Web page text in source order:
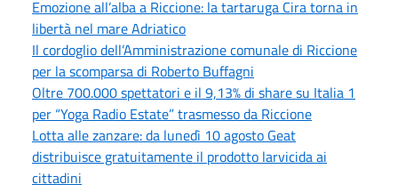
Emozione all’alba a Riccione: la tartaruga Cira torna in
libertà nel mare Adriatico
Il cordoglio dell’Amministrazione comunale di Riccione
per la scomparsa di Roberto Buffagni
Oltre 700.000 spettatori e il 9,13% di share su Italia 1
per “Yoga Radio Estate” trasmesso da Riccione
Lotta alle zanzare: da lunedì 10 agosto Geat
distribuisce gratuitamente il prodotto larvicida ai
cittadini